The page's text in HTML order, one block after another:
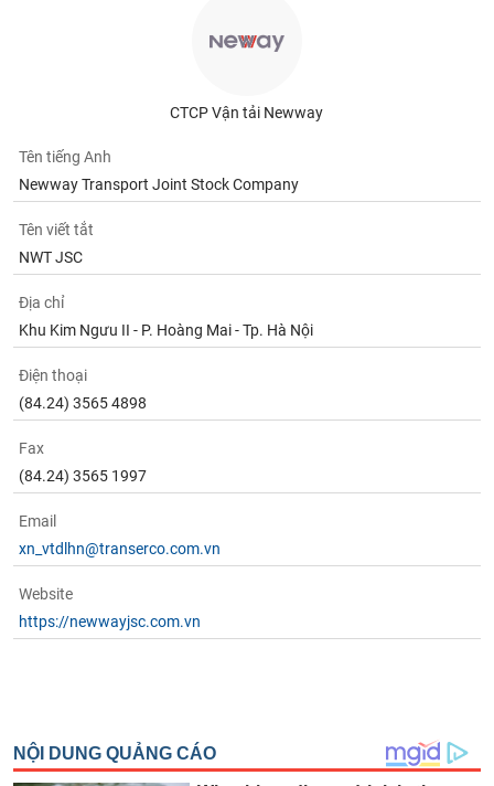
CTCP Vận tải Newway
Tên tiếng Anh
Newway Transport Joint Stock Company
Tên viết tắt
NWT JSC
Địa chỉ
Khu Kim Ngưu II - P. Hoàng Mai - Tp. Hà Nội
Điện thoại
(84.24) 3565 4898
Fax
(84.24) 3565 1997
Email
xn_vtdlhn@transerco.com.vn
Website
https://newwayjsc.com.vn